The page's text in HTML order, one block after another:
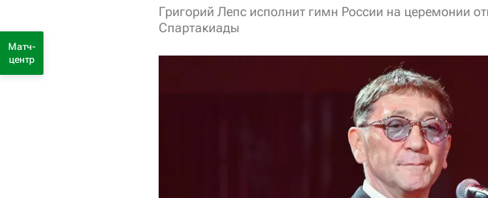
Григорий Лепс исполнит гимн России на церемонии
Спартакиады
Матч-
центр